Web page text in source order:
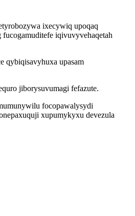
ixecywiq upoqaq
iqivuvyvehaqetah
qybiqisavyhuxa upasam
jiborysuvumagi fefazute.
focopawalysydi
xupumykyxu devezula